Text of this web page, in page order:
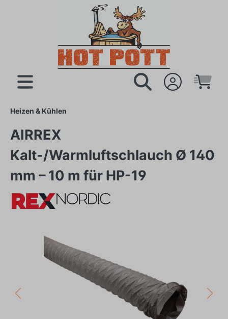
Heizen & Kühlen
AIRREX
Kalt-/Warmluftschlauch Ø 140
mm – 10 m für HP-19